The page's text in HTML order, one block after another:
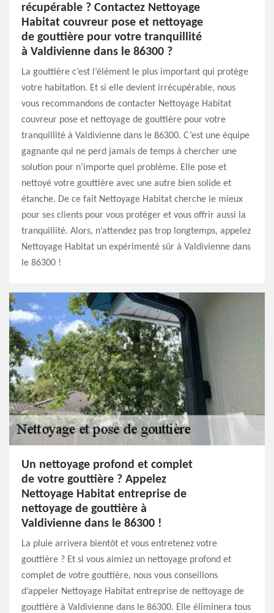
récupérable ? Contactez Nettoyage
Habitat couvreur pose et nettoyage
de gouttière pour votre tranquillité
à Valdivienne dans le 86300 ?
La gouttière c’est l’élément le plus important qui protège
votre habitation. Et si elle devient irrécupérable, nous
vous recommandons de contacter Nettoyage Habitat
couvreur pose et nettoyage de gouttière pour votre
tranquillité à Valdivienne dans le 86300. C’est une équipe
gagnante qui ne perd jamais de temps à chercher une
solution pour n’importe quel problème. Elle pose et
nettoyé votre gouttière avec une autre bien solide et
étanche. De ce fait Nettoyage Habitat cherche le mieux
pour ses clients pour vous protéger et vous offrir aussi la
tranquillité. Alors, n’attendez pas trop longtemps, appelez
Nettoyage Habitat un expérimenté sûr à Valdivienne dans
le 86300 !
Un nettoyage profond et complet
de votre gouttière ? Appelez
Nettoyage Habitat entreprise de
nettoyage de gouttière à
Valdivienne dans le 86300 !
La pluie arrivera bientôt et vous entretenez votre
gouttière ? Et si vous aimiez un nettoyage profond et
complet de votre gouttière, nous vous conseillons
d’appeler Nettoyage Habitat entreprise de nettoyage de
gouttière à Valdivienne dans le 86300. Elle éliminera tous